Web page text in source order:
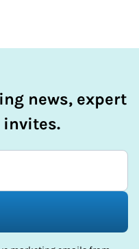
news, expert